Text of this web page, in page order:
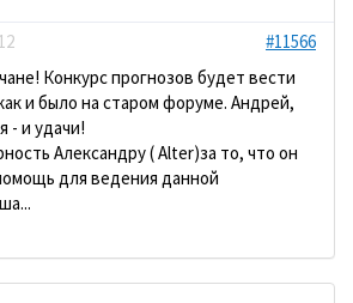
#11566
Конкурс прогнозов будет вести
и было на старом форуме. Андрей,
- и удачи!
Александру ( Alter)за то, что он
для ведения данной